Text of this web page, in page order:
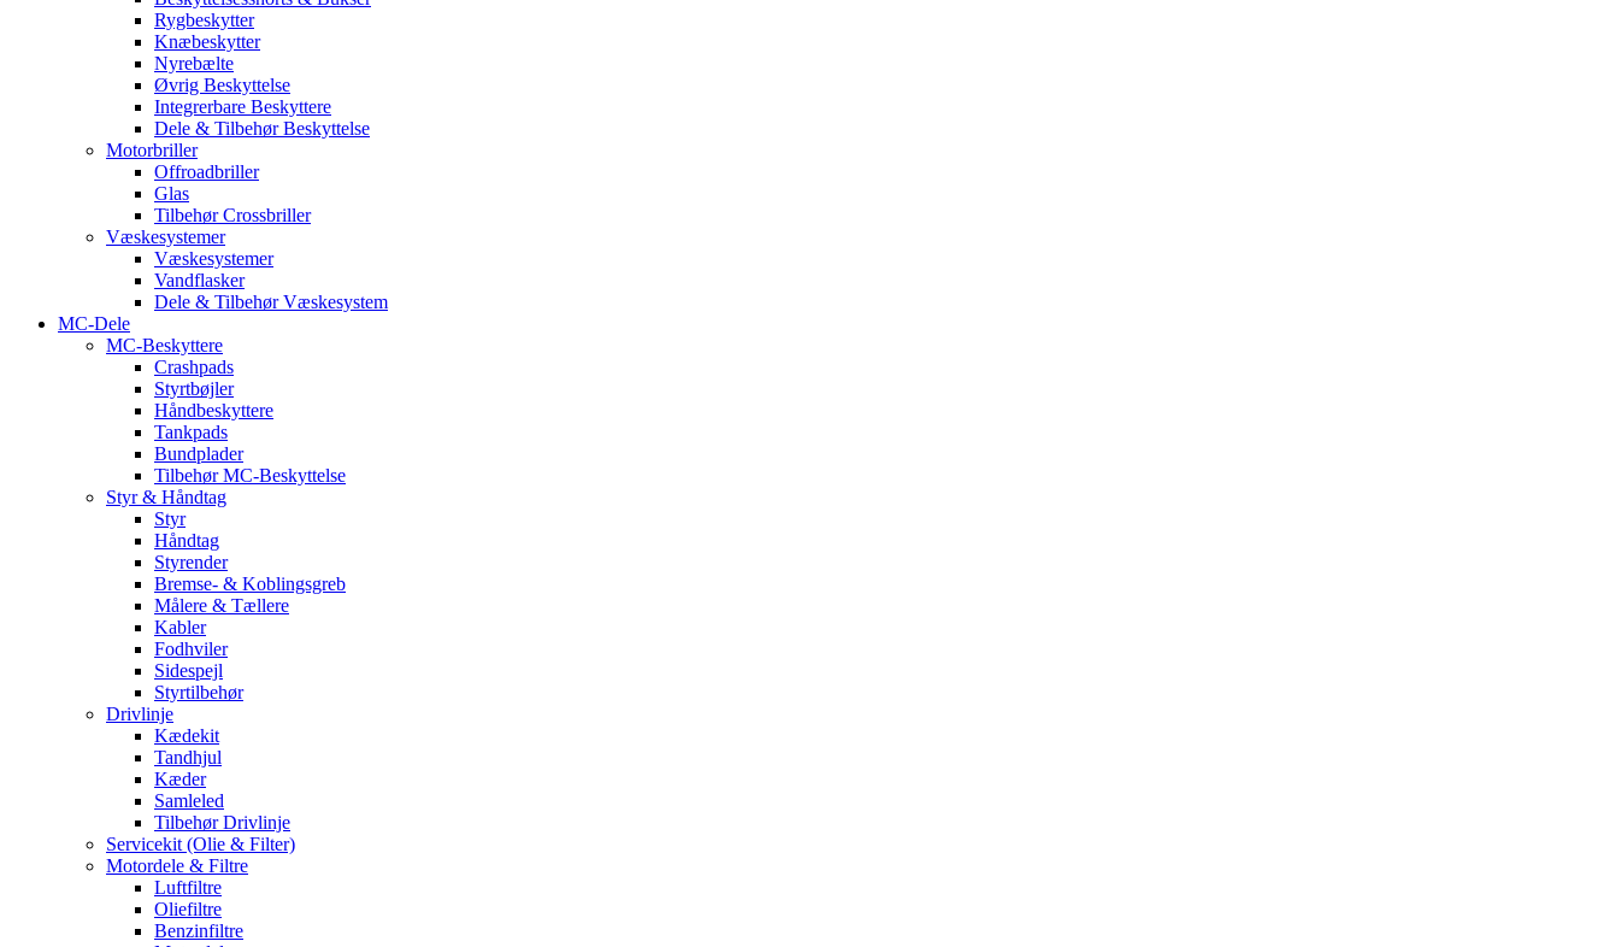
Rygbeskytter
Knæbeskytter
Nyrebælte
Øvrig Beskyttelse
Integrerbare Beskyttere
Dele & Tilbehør Beskyttelse
Motorbriller
Offroadbriller
Glas
Tilbehør Crossbriller
Væskesystemer
Væskesystemer
Vandflasker
Dele & Tilbehør Væskesystem
MC-Dele
MC-Beskyttere
Crashpads
Styrtbøjler
Håndbeskyttere
Tankpads
Bundplader
Tilbehør MC-Beskyttelse
Styr & Håndtag
Styr
Håndtag
Styrender
Bremse- & Koblingsgreb
Målere & Tællere
Kabler
Fodhviler
Sidespejl
Styrtilbehør
Drivlinje
Kædekit
Tandhjul
Kæder
Samleled
Tilbehør Drivlinje
Servicekit (Olie & Filter)
Motordele & Filtre
Luftfiltre
Oliefiltre
Benzinfiltre